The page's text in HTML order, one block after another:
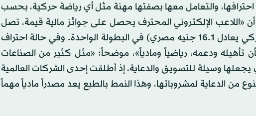
والتعامل معها بصفتها مهنة مثل أي رياضة حركية، بحسب
أن «اللاعب الإلكتروني المحترف يحصل على جوائز مالية قيمة، تصل
في مصر مثلاً إلى نصف مليون جنية مصري (الدولار الأميركي يعادل 16.1 جنيه مصري) في البطولة الواحدة. وفي حالة احتراف
تأهيله ودعمه، رياضياً ومادياً»، موضحاً: «مثل كثير من الصناعات
يجعلها وسيلة للتسويق والدعاية، إذ أطلقت إحدى الشركات العالمية
من الدعاية لمشروباتها، وهذا النمط بالطبع يعد مصدراً مادياً مهماً